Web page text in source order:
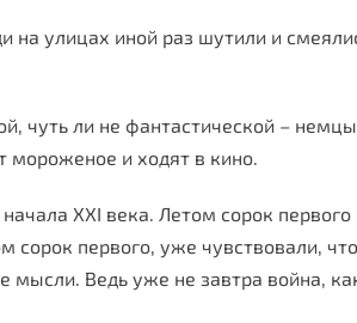
на улицах иной раз шутили и
чуть ли не фантастической –
мороженое и ходят в кино.
XXI века. Летом сорок
сорок первого, уже чувствовали,
мысли. Ведь уже не завтра война,